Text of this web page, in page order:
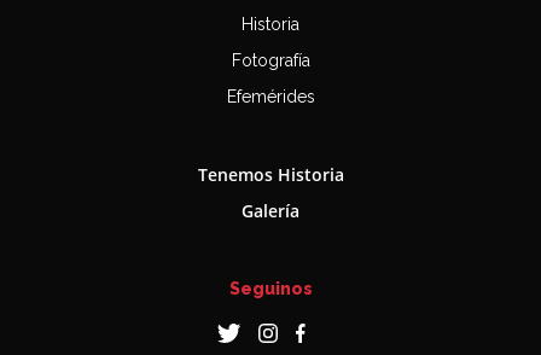
Historia
Fotografía
Efemérides
Tenemos Historia
Galería
Seguinos